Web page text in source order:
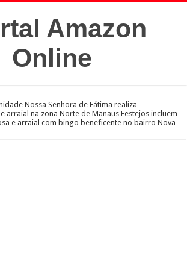
Nossa Senhora de Fátima realiza
arraial na zona Norte de Manaus Festejos incluem
e arraial com bingo beneficente no bairro Nova